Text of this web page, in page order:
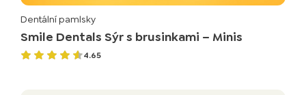
Dentální pamlsky
Smile Dentals Sýr s brusinkami – Minis
4.65